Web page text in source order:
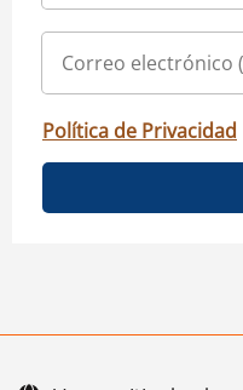
Política de Privacidad